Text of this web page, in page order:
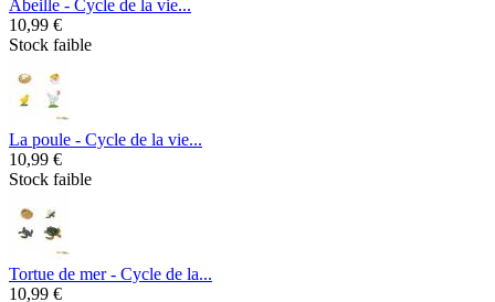
Abeille - Cycle de la vie...
10,99 €
Stock faible
La poule - Cycle de la vie...
10,99 €
Stock faible
Tortue de mer - Cycle de la...
10,99 €